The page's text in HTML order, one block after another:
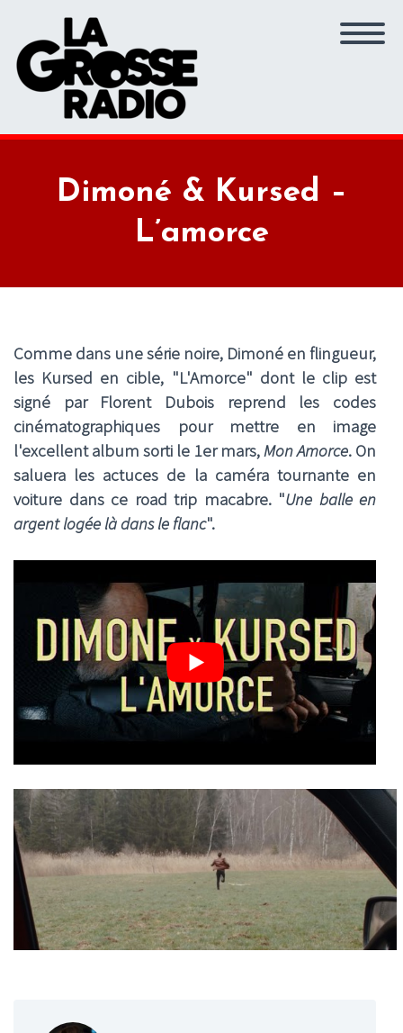
Dimoné & Kursed –
L’amorce
Comme dans une série noire, Dimoné en flingueur,
les Kursed en cible, "L'Amorce" dont le clip est
signé par Florent Dubois reprend les codes
cinématographiques pour mettre en image
l'excellent album sorti le 1er mars,Mon Amorce. On
saluera les actuces de la caméra tournante en
voiture dans ce road trip macabre. "Une balle en
argent logée là dans le flanc".